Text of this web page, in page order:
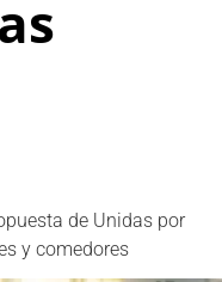
de Unidas por
y comedores